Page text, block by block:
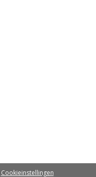
Cookieinstellingen